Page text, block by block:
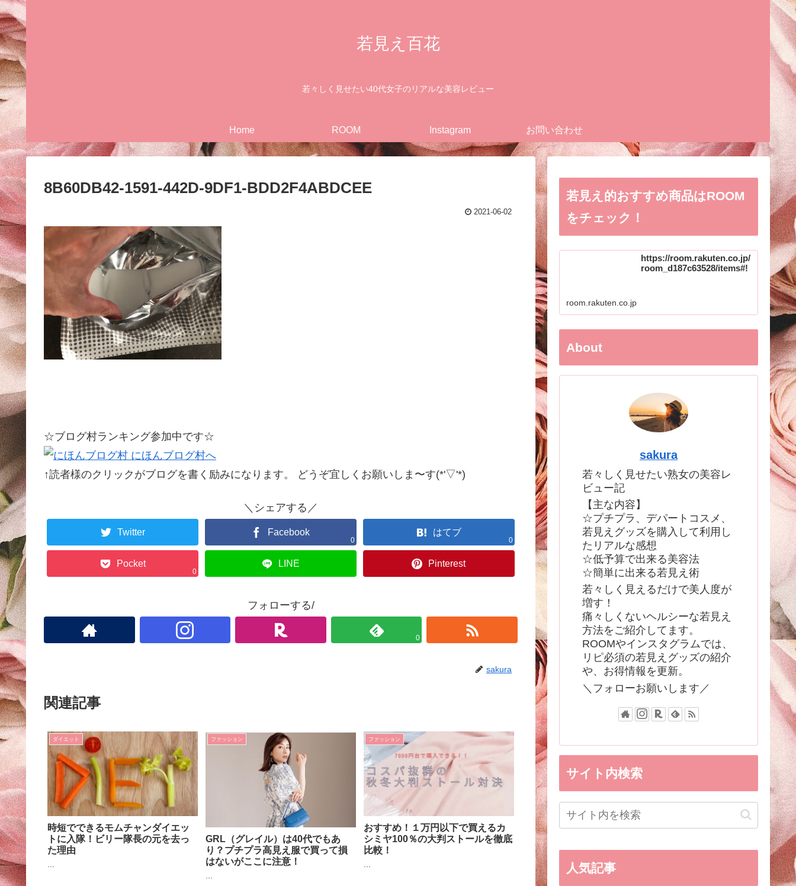
若見え百花
若々しく見せたい40代女子のリアルな美容レビュー
Home ROOM Instagram お問い合わせ
8B60DB42-1591-442D-9DF1-BDD2F4ABDCEE
2021-06-02
☆ブログ村ランキング参加中です☆
↑読者様のクリックがブログを書く励みになります。 どうぞ宜しくお願いしま〜す(*'▽'*)
＼シェアする／
Twitter Facebook
0
はてブ
0
Pocket
0
LINE Pinterest
フォローする/
0
sakura
関連記事
ダイエット
時短でできるモムチャンダイエッ
トに入隊！ビリー隊長の元を去っ
た理由
ファッション
GRL（グレイル）は40代でもあ
り？プチプラ高見え服で買って損
はないがここに注意！
ファッション
おすすめ！１万円以下で買えるカ
シミヤ100％の大判ストールを徹底
比較！
若見え的おすすめ商品はROOM
をチェック！
https://room.rakuten.co.jp/
room_d187c63528/items#!
room.rakuten.co.jp
About
sakura
若々しく見せたい熟女の美容レ
ビュー記
【主な内容】
☆プチプラ、デパートコスメ、
若見えグッズを購入して利用し
たリアルな感想
☆低予算で出来る美容法
☆簡単に出来る若見え術
若々しく見えるだけで美人度が
増す！
痛々しくないヘルシーな若見え
方法をご紹介してます。
ROOMやインスタグラムでは、
リピ必須の若見えグッズの紹介
や、お得情報を更新。
＼フォローお願いします／
サイト内検索
人気記事